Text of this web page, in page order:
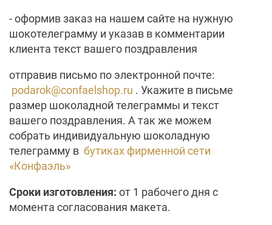
- оформив заказ на нашем сайте на нужную
шокотелеграмму и указав в комментарии
клиента текст вашего поздравления
отправив письмо по электронной почте:
podarok@confaelshop.ru . Укажите в письме
размер шоколадной телеграммы и текст
вашего поздравления. А так же можем
собрать индивидуальную шоколадную
телеграмму в бутиках фирменной сети
«Конфаэль»
Сроки изготовления: от 1 рабочего дня с
момента согласования макета.